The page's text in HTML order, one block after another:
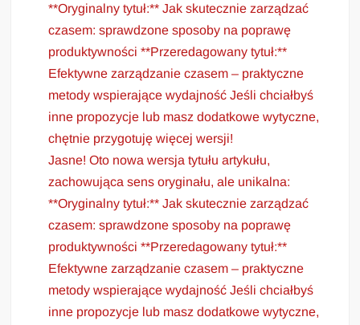
**Oryginalny tytuł:** Jak skutecznie zarządzać
czasem: sprawdzone sposoby na poprawę
produktywności **Przeredagowany tytuł:**
Efektywne zarządzanie czasem – praktyczne
metody wspierające wydajność Jeśli chciałbyś
inne propozycje lub masz dodatkowe wytyczne,
chętnie przygotuję więcej wersji!
Jasne! Oto nowa wersja tytułu artykułu,
zachowująca sens oryginału, ale unikalna:
**Oryginalny tytuł:** Jak skutecznie zarządzać
czasem: sprawdzone sposoby na poprawę
produktywności **Przeredagowany tytuł:**
Efektywne zarządzanie czasem – praktyczne
metody wspierające wydajność Jeśli chciałbyś
inne propozycje lub masz dodatkowe wytyczne,